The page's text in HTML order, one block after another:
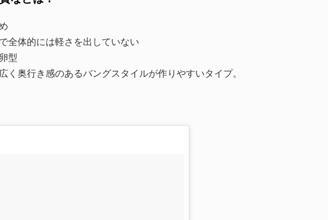
全体的には軽さを出していない
型
奥行き感のあるバングスタイルが作りやすいタイプ。